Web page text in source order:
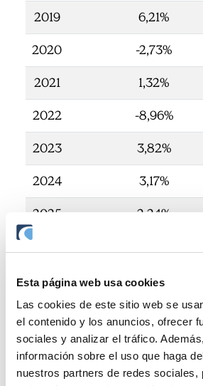
Esta página web usa cookies
Las cookies de este sitio web se
el contenido y los anuncios, ofrecer
sociales y analizar el tráfico.
información sobre el uso que haga
nuestros partners de redes sociales,
2019 6,21%
2020 -2,73%
2021 1,32%
2022 -8,96%
2023 3,82%
2024 3,17%
2025 2,24%
Rentabilidades
garantizan
futuras.
El valor liquidativo de